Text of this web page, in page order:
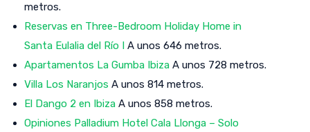
metros.
Reservas en Three-Bedroom Holiday Home in
Santa Eulalia del Río I
A unos 646 metros.
Apartamentos La Gumba Ibiza A unos 728 metros.
Villa Los Naranjos A unos 814 metros.
El Dango 2 en Ibiza A unos 858 metros.
Opiniones Palladium Hotel Cala Llonga – Solo